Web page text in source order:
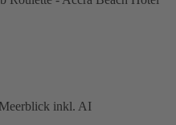
inkl. AI